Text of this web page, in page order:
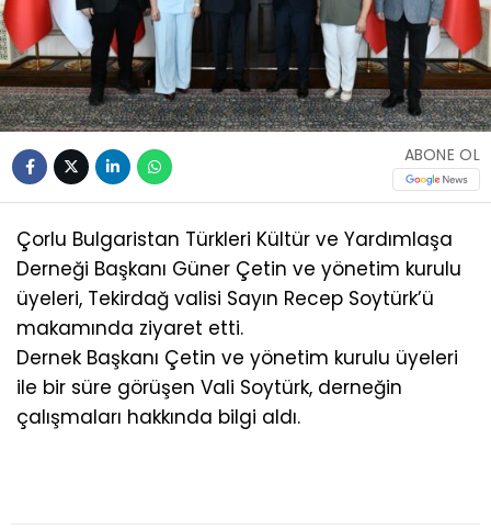
ABONE OL
Çorlu Bulgaristan Türkleri Kültür ve Yardımlaşa
Derneği Başkanı Güner Çetin ve yönetim kurulu
üyeleri, Tekirdağ valisi Sayın Recep Soytürk’ü
makamında ziyaret etti.
Dernek Başkanı Çetin ve yönetim kurulu üyeleri
ile bir süre görüşen Vali Soytürk, derneğin
çalışmaları hakkında bilgi aldı.